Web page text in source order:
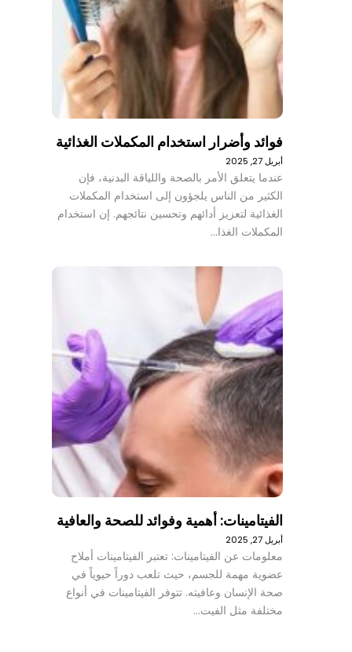
فوائد وأضرار استخدام المكملات الغذائية
أبريل 27, 2025
عندما يتعلق الأمر بالصحة واللياقة البدنية، فإن
الكثير من الناس يلجؤون إلى استخدام المكملات
الغذائية لتعزيز أدائهم وتحسين نتائجهم. إن استخدام
المكملات الغذا…
الفيتامينات: أهمية وفوائد للصحة والعافية
أبريل 27, 2025
معلومات عن الفيتامينات: تعتبر الفيتامينات أملاح
عضوية مهمة للجسم، حيث تلعب دوراً حيوياً في
صحة الإنسان وعافيته. تتوفر الفيتامينات في أنواع
مختلفة مثل الفيت…